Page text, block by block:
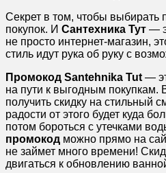
Секрет в том, чтобы выбирать
покупок. И Сантехника Тут —
не просто интернет-магазин,
стиль идут рука об руку с
Промокод Santehnika Tut —
на пути к выгодным покупкам.
получить скидку на стильный
радости от этого будет куда
потом бороться с утечками
промокод можно прямо на
не займет много времени!
двигаться к обновлению